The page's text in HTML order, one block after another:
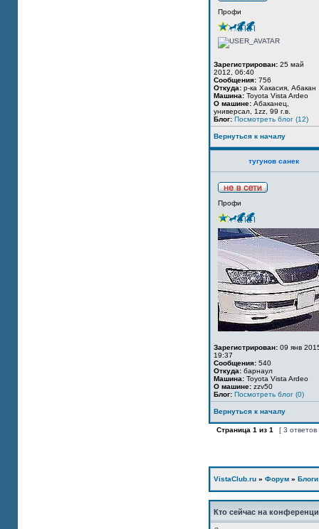
Профи
Зарегистрирован: 25 май
2012, 06:40
Сообщения: 756
Откуда: р-ка Хакасия, Абакан
Машина: Toyota Vista Ardeo
О машине: Абаканец,
универсал, 1zz, 99 г.в.
Блог: Посмотреть блог (12)
Вернуться к началу
тугунов санек
Профи
Зарегистрирован: 09 янв
19:37
Сообщения: 540
Откуда: барнаул
Машина: Toyota Vista Ardeo
О машине: zzv50
Блог: Посмотреть блог (0)
Вернуться к началу
Страница 1 из 1 [ 3
VistaClub.ru » Форум » Блоги
Кто сейчас на